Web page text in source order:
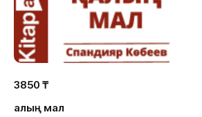
3850 ₸
Қалың мал